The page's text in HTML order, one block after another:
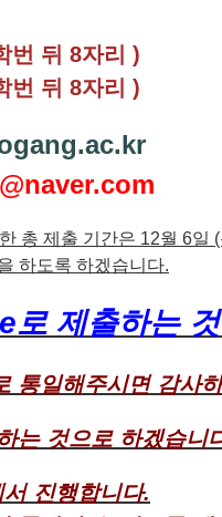
번 뒤 8자리 )
번 뒤 8자리 )
총 제출 기간은 12월 6일
하도록 하겠습니다.
제출하는
통일해주시면 감사
는 것으로 하겠습니
진행합니다.